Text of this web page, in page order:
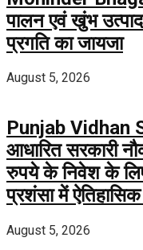
पालन एवं खुंभ
प्रगति का जायजा
August 5, 2026
Punjab Vidhan
आधारित सरकारी
रुपये के निवेश के
प्रशंसा में ऐतिहासिक
August 5, 2026